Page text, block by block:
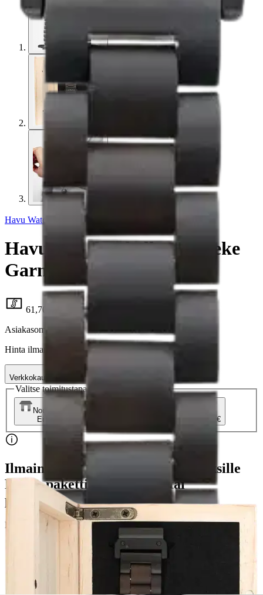
Havu Watches
Havu Watches kellonranneke
Garmin QF eeben
61,70 €
Asiakasomistajahinta
Hinta ilman S-Etukorttia: 64,95 €
Verkkokaupan hinta
Valitse toimitustapa
Nouto myymälästä
Ei saatavilla
Alk. 0 €
Ilmainen toimitus yli 100 €:n tilauksille
Postin pakettiautomaattiin tai
palvelupisteeseen!
Etu ei koske Suuri‑lisäpalvelulla toimitettavia tuotteita.
Tarkista myymäläsaatavuus